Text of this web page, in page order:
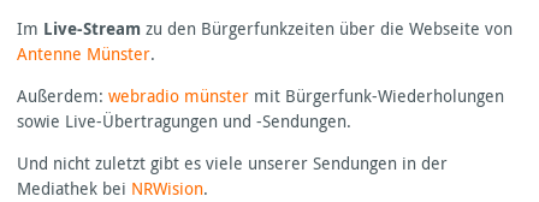
Im Live-Stream zu den Bürgerfunkzeiten über die Webseite von
Antenne Münster.
Außerdem: webradio münster mit Bürgerfunk-Wiederholungen
sowie Live-Übertragungen und -Sendungen.
Und nicht zuletzt gibt es viele unserer Sendungen in der
Mediathek bei NRWision.